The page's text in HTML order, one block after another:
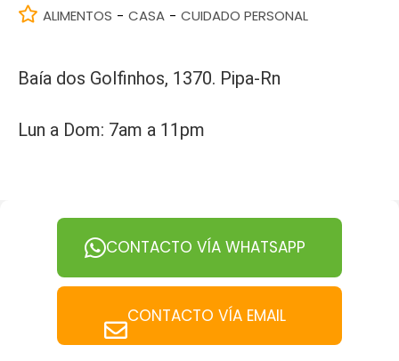
ALIMENTOS - CASA - CUIDADO PERSONAL
Baía dos Golfinhos, 1370. Pipa-Rn
Lun a Dom: 7am a 11pm
CONTACTO VÍA WHATSAPP
CONTACTO VÍA EMAIL